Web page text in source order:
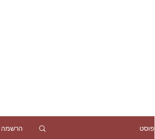
פוסט הרשמה